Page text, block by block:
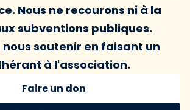
Nous ne recourons ni à la
subventions publiques.
nous soutenir en faisant un
à l'association.
Faire un don